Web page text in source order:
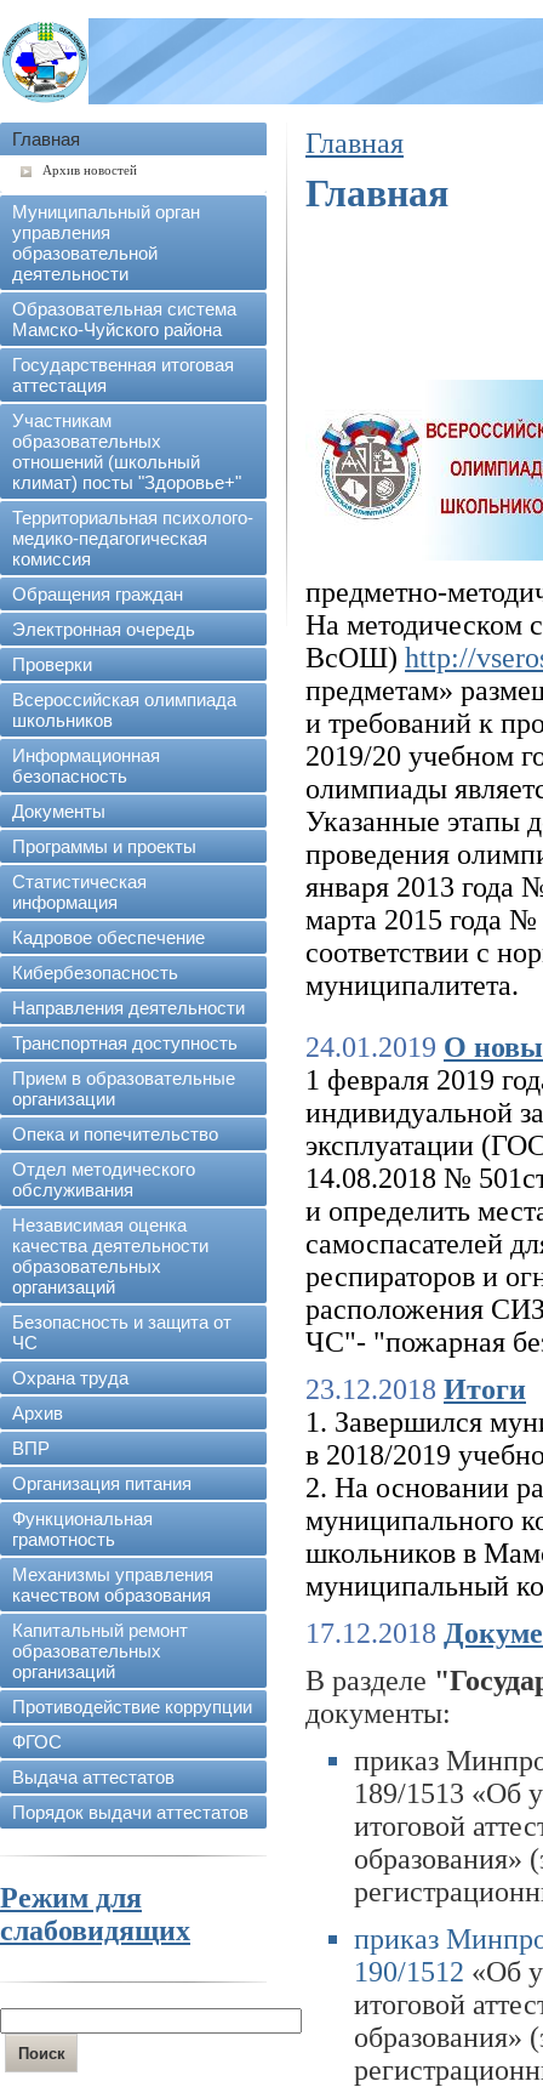
Главная
Архив новостей
Муниципальный орган
управления
образовательной
деятельности
Образовательная система
Мамско-Чуйского района
Государственная итоговая
аттестация
Участникам
образовательных
отношений (школьный
климат) посты "Здоровье+"
Территориальная психолого-
медико-педагогическая
комиссия
Обращения граждан
Электронная очередь
Проверки
Всероссийская олимпиада
школьников
Информационная
безопасность
Документы
Программы и проекты
Статистическая
информация
Кадровое обеспечение
Кибербезопасность
Направления деятельности
Транспортная доступность
Прием в образовательные
организации
Опека и попечительство
Отдел методического
обслуживания
Независимая оценка
качества деятельности
образовательных
организаций
Безопасность и защита от
ЧС
Охрана труда
Архив
ВПР
Организация питания
Функциональная
грамотность
Механизмы управления
качеством образования
Капитальный ремонт
образовательных
организаций
Противодействие коррупции
ФГОС
Выдача аттестатов
Порядок выдачи аттестатов
Режим для
слабовидящих
Главная
Главная
предметно-
На методическом
ВсОШ) http://
предметам»
и требований к
2019/20 учебном
олимпиады
Указанные этапы
проведения
января 2013 года
марта 2015 года
соответствии с
муниципалитета.
24.01.2019 О
1 февраля 2019
индивидуальной
эксплуатации
14.08.2018 №
и определить
самоспасателей
респираторов и
расположения
ЧС"- "пожарная
23.12.2018 Итоги
1. Завершился
в 2018/2019
2. На основании
муниципального
школьников в
муниципальный
17.12.2018
В разделе
документы:
приказ
189/1513 «Об
итоговой
образования»
приказ
190/1512 «Об
итоговой
образования»